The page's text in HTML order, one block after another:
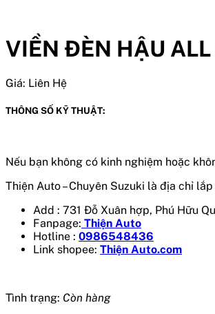
VIỀN ĐÈN HẬU
Giá: Liên Hệ
THÔNG SỐ KỸ THUẬT:
Nếu bạn không có kinh nghiệm hoặc
Thiện Auto – Chuyên Suzuki là địa chỉ
Add : 731 Đỗ Xuân hợp, Phú Hữu
Fanpage: Thiện Auto
Hotline : 0986548436
Link shopee: Thiện Auto.com
Tình trạng: Còn hàng